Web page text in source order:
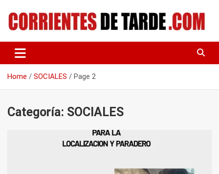
content
CORRIENTES DE TARDE
Home SOCIALES Page 2
Categoría: SOCIALES